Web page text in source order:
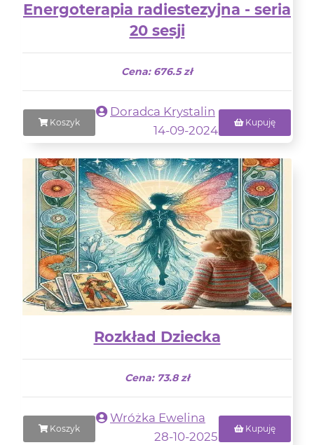
Energoterapia radiestezyjna - seria
20 sesji
Cena: 676.5 zł
Koszyk Kupuję
Doradca Krystalin
14-09-2024
Rozkład Dziecka
Cena: 73.8 zł
Koszyk Kupuję
Wróżka Ewelina
28-10-2025